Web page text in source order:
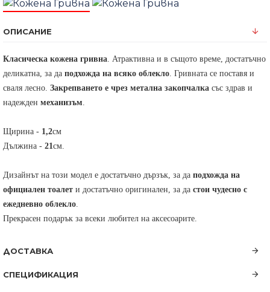
ОПИСАНИЕ
Класическа кожена гривна . Атрактивна и в същото време, достатъчно
деликатна, за да подхожда на всяко облекло Гривната се поставя и
сваля лесно. Закрепването е чрез метална закопчалка със здрав и
надежден механизъм
Щирина - 1,2см
Дължина - 21см.
Дизайнът на този модел е достатъчно дързък, за да подхожда на
официален тоалет и достатъчно оригинален, за да стои чудесно с
ежедневно облекло
Прекрасен подарък за всеки любител на аксесоарите.
ДОСТАВКА
СПЕЦИФИКАЦИЯ